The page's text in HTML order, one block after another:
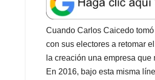
t
s
A
p
p
e
b
o
o
k
k
e
d
I
n
l
e
a
d
s
Cuando Carlos Caicedo
con sus electores a retomar
la creación una empresa que
En 2016, bajo esta misma